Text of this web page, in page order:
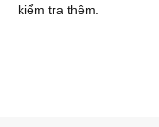
kiểm tra thêm.